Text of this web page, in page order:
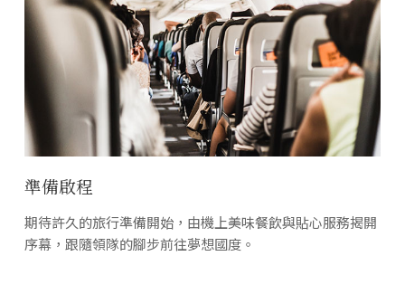
準備啟程
期待許久的旅行準備開始，由機上美味餐飲與貼心服務揭開
序幕，跟隨領隊的腳步前往夢想國度。